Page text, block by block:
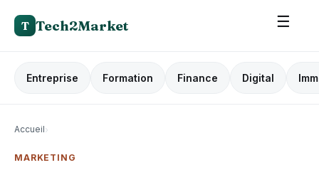
T Tech2Market ☰
Entreprise Formation Finance Digital
Accueil›
MARKETING